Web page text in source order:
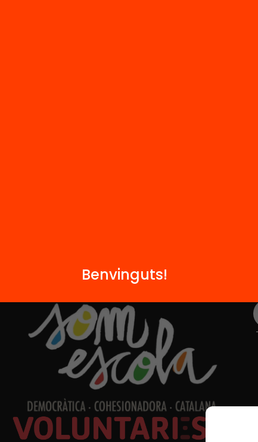
Formem part de...
Benvinguts!